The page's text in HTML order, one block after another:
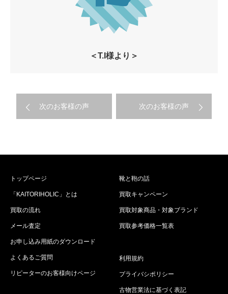
＜T.I様より＞
次のお客様の声 次のお客様の声
トップページ
「KAITORIHOLIC」とは
買取の流れ
メール査定
お申し込み用紙のダウンロード
よくあるご質問
リピーターのお客様向けページ
靴と鞄の話
買取キャンペーン
買取対象商品・対象ブランド
買取参考価格一覧表
利用規約
プライバシポリシー
古物営業法に基づく表記